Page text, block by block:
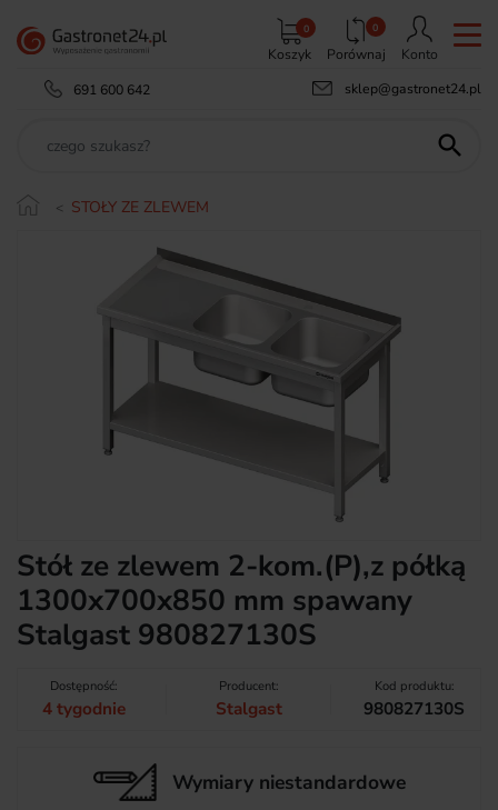
Koszyk
0 0
Porównaj
Konto
691 600 642
sklep@gastronet24.pl

STOŁY ZE ZLEWEM
Stół ze zlewem 2-kom.(P),z półką
1300x700x850 mm spawany
Stalgast 980827130S
Dostępność:
4 tygodnie
Producent:
Stalgast
Kod produktu:
980827130S
Wymiary niestandardowe